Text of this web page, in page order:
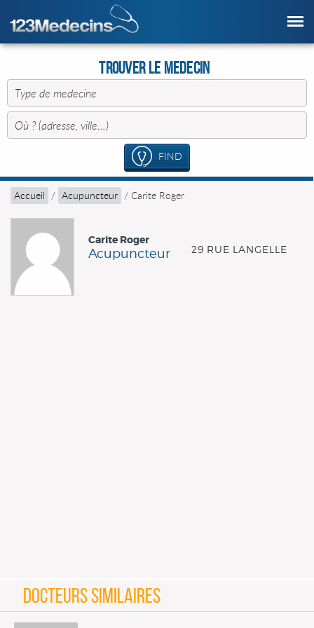
Trouver le Medecin
FIND
Accueil / Acupuncteur / Carite Roger
Carite Roger
Acupuncteur 29 RUE LANGELLE
DOCTEURS SIMILAIRES